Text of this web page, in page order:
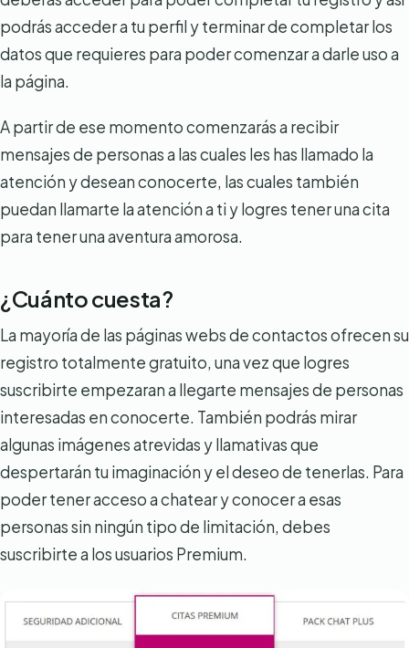
podrás acceder a tu perfil y terminar de completar los
datos que requieres para poder comenzar a darle uso a
la página.
A partir de ese momento comenzarás a recibir
mensajes de personas a las cuales les has llamado la
atención y desean conocerte, las cuales también
puedan llamarte la atención a ti y logres tener una cita
para tener una aventura amorosa.
¿Cuánto cuesta?
La mayoría de las páginas webs de contactos ofrecen su
registro totalmente gratuito, una vez que logres
suscribirte empezaran a llegarte mensajes de personas
interesadas en conocerte. También podrás mirar
algunas imágenes atrevidas y llamativas que
despertarán tu imaginación y el deseo de tenerlas. Para
poder tener acceso a chatear y conocer a esas
personas sin ningún tipo de limitación, debes
suscribirte a los usuarios Premium.